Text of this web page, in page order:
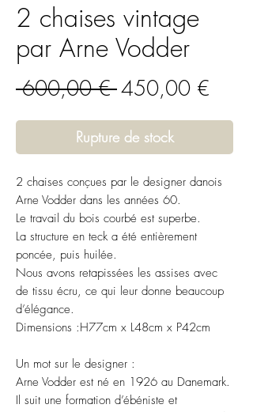
2 chaises vintage
par Arne Vodder
600,00 € Prix
original
450,00 €
Rupture de stock
2 chaises conçues par le designer danois
Arne Vodder dans les années 60.
Le travail du bois courbé est superbe.
La structure en teck a été entièrement
poncée, puis huilée.
Nous avons retapissées les assises avec
de tissu écru, ce qui leur donne beaucoup
d’élégance.
Dimensions :H77cm x L48cm x P42cm
Un mot sur le designer :
Arne Vodder est né en 1926 au Danemark.
Il suit une formation d’ébéniste et